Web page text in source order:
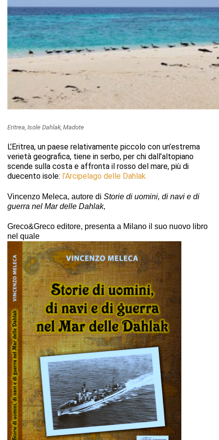
Eritrea, Isole Dahlak, Madote
L’Eritrea, un paese relativamente piccolo con un’estrema
verietà geografica, tiene in serbo, per chi dall’altopiano
scende sulla costa e affronta il rosso del mare, più di
duecento isole: l’Arcipelago delle Dahlak.
Vincenzo Meleca, autore di Storie di uomini, di navi e di
guerra nel Mar delle Dahlak,
Greco&Greco editore, presenta a Milano il suo nuovo libro
nel quale